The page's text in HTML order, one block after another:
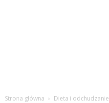
Strona główna Dieta i odchudzanie